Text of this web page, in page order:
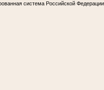
система Российской